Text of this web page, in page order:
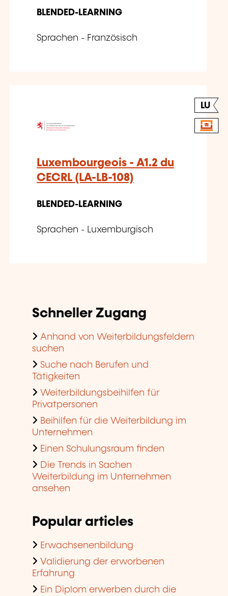
BLENDED-LEARNING
Sprachen - Französisch
LU
Luxembourgeois - A1.2 du
CECRL (LA-LB-108)
BLENDED-LEARNING
Sprachen - Luxemburgisch
Schneller Zugang
Anhand von Weiterbildungsfeldern
suchen
Suche nach Berufen und
Tätigkeiten
Weiterbildungsbeihilfen für
Privatpersonen
Beihilfen für die Weiterbildung im
Unternehmen
Einen Schulungsraum finden
Die Trends in Sachen
Weiterbildung im Unternehmen
ansehen
Popular articles
Erwachsenenbildung
Validierung der erworbenen
Erfahrung
Ein Diplom erwerben durch die